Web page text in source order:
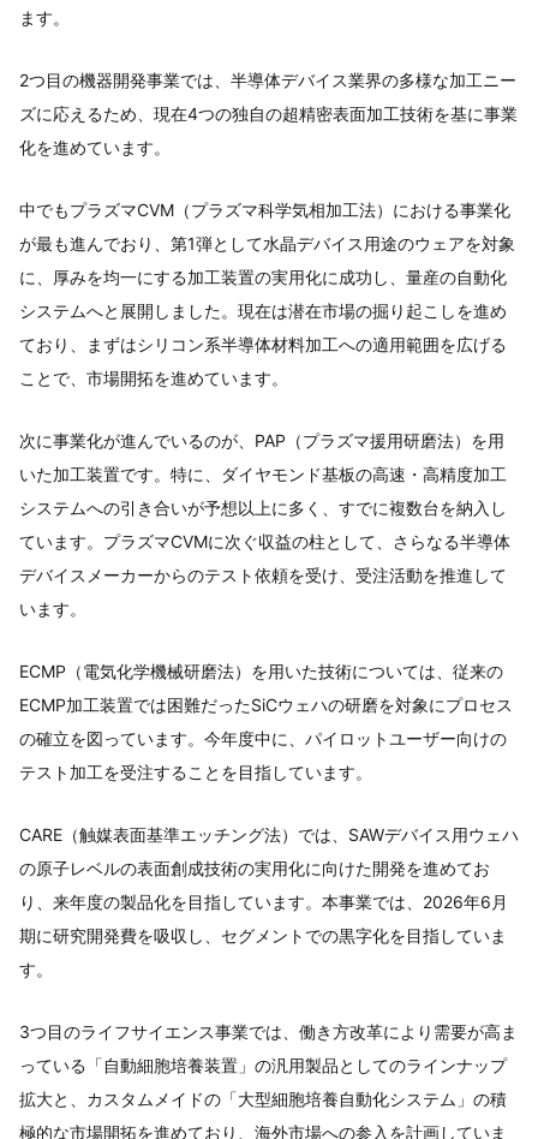
ます。
2つ目の機器開発事業では、半導体デバイス業界の多様な加工ニー
ズに応えるため、現在4つの独自の超精密表面加工技術を基に事業
化を進めています。
中でもプラズマCVM（プラズマ科学気相加工法）における事業化
が最も進んでおり、第1弾として水晶デバイス用途のウェアを対象
に、厚みを均一にする加工装置の実用化に成功し、量産の自動化
システムへと展開しました。現在は潜在市場の掘り起こしを進め
ており、まずはシリコン系半導体材料加工への適用範囲を広げる
ことで、市場開拓を進めています。
次に事業化が進んでいるのが、PAP（プラズマ援用研磨法）を用
いた加工装置です。特に、ダイヤモンド基板の高速・高精度加工
システムへの引き合いが予想以上に多く、すでに複数台を納入し
ています。プラズマCVMに次ぐ収益の柱として、さらなる半導体
デバイスメーカーからのテスト依頼を受け、受注活動を推進して
います。
ECMP（電気化学機械研磨法）を用いた技術については、従来の
ECMP加工装置では困難だったSiCウェハの研磨を対象にプロセス
の確立を図っています。今年度中に、パイロットユーザー向けの
テスト加工を受注することを目指しています。
CARE（触媒表面基準エッチング法）では、SAWデバイス用ウェハ
の原子レベルの表面創成技術の実用化に向けた開発を進めてお
り、来年度の製品化を目指しています。本事業では、2026年6月
期に研究開発費を吸収し、セグメントでの黒字化を目指していま
す。
3つ目のライフサイエンス事業では、働き方改革により需要が高ま
っている「自動細胞培養装置」の汎用製品としてのラインナップ
拡大と、カスタムメイドの「大型細胞培養自動化システム」の積
極的な市場開拓を進めており、海外市場への参入を計画していま